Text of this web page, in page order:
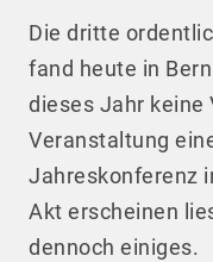
Die dritte
fand heute in
dieses Jahr keine
Veranstaltung
Jahreskonferenz
Akt erscheinen
dennoch einiges.